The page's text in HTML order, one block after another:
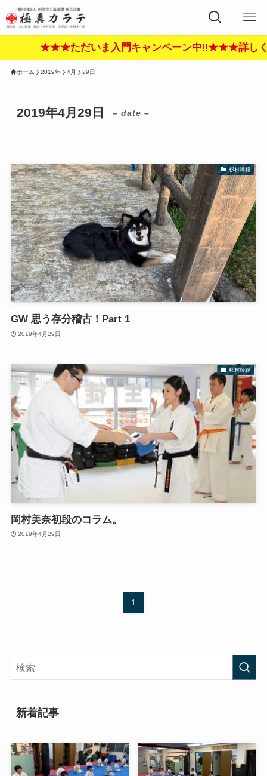
★★★ただいま入門キャンペーン中‼︎★★★詳しく
ホーム 2019年 4月 29日
2019年4月29日 – date –
杉村師範
GW 思う存分稽古！Part 1
2019年4月29日
杉村師範
岡村美奈初段のコラム。
2019年4月29日
1
新着記事